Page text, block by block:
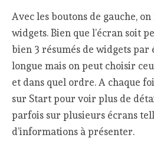
Avec les boutons de gauche,
widgets. Bien que l’écran soit
bien 3 résumés de widgets par
longue mais on peut choisir
et dans quel ordre. A chaque
sur Start pour voir plus de
parfois sur plusieurs écrans
d’informations à présenter.